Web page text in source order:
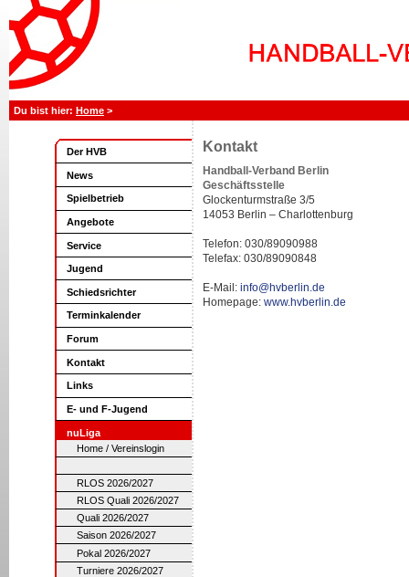
Home >
Der HVB
News
Spielbetrieb
Angebote
Service
Jugend
Schiedsrichter
Terminkalender
Forum
Kontakt
Links
E- und F-Jugend
nuLiga
Home / Vereinslogin
RLOS 2026/2027
RLOS Quali 2026/2027
Quali 2026/2027
Saison 2026/2027
Pokal 2026/2027
Turniere 2026/2027
Kontakt
Handball-Verband Berlin
Geschäftsstelle
Glockenturmstraße 3/5
14053 Berlin – Charlottenburg
Telefon: 030/89090988
Telefax: 030/89090848
E-Mail: info@hvberlin.de
Homepage: www.hvberlin.de